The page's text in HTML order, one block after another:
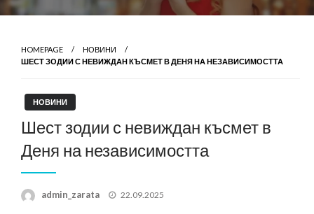
HOMEPAGE
НОВИНИ
ШЕСТ ЗОДИИ С НЕВИЖДАН КЪСМЕТ В ДЕНЯ НА НЕЗАВИСИМОСТТА
НОВИНИ
Шест зодии с невиждан късмет в
Деня на независимостта
admin_zarata
Posted
22.09.2025